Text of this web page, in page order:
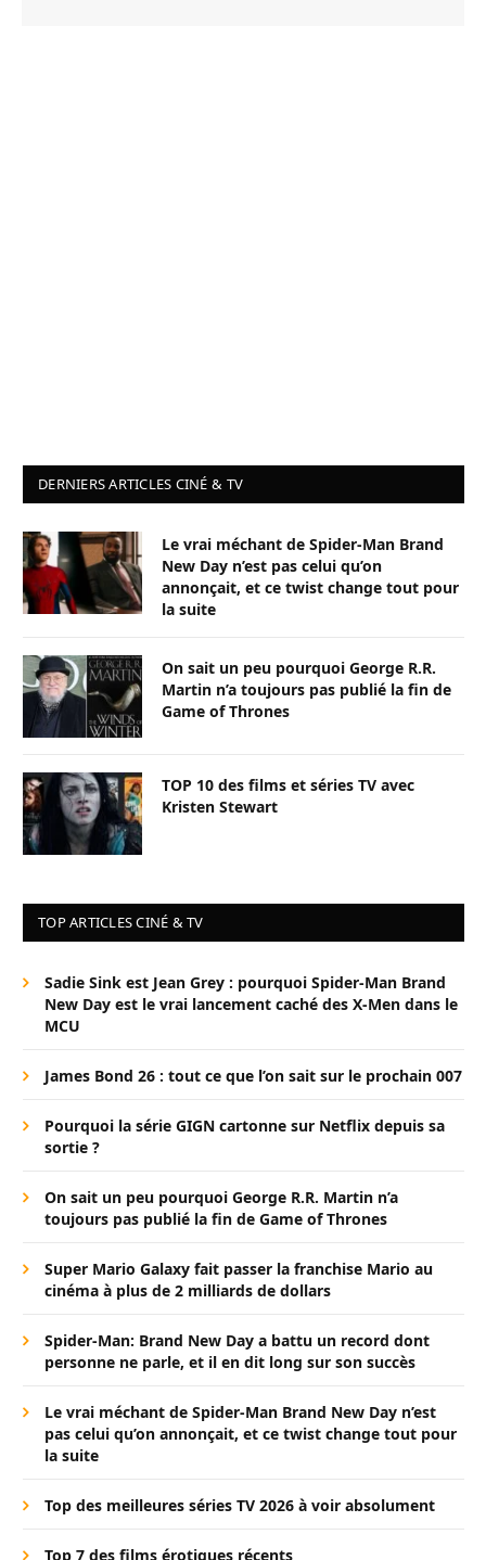
DERNIERS ARTICLES CINÉ & TV
Le vrai méchant de Spider-Man Brand
New Day n’est pas celui qu’on
annonçait, et ce twist change tout pour
la suite
On sait un peu pourquoi George R.R.
Martin n’a toujours pas publié la fin de
Game of Thrones
TOP 10 des films et séries TV avec
Kristen Stewart
TOP ARTICLES CINÉ & TV
Sadie Sink est Jean Grey : pourquoi Spider-Man Brand
New Day est le vrai lancement caché des X-Men dans le
MCU
James Bond 26 : tout ce que l’on sait sur le prochain 007
Pourquoi la série GIGN cartonne sur Netflix depuis sa
sortie ?
On sait un peu pourquoi George R.R. Martin n’a
toujours pas publié la fin de Game of Thrones
Super Mario Galaxy fait passer la franchise Mario au
cinéma à plus de 2 milliards de dollars
Spider-Man: Brand New Day a battu un record dont
personne ne parle, et il en dit long sur son succès
Le vrai méchant de Spider-Man Brand New Day n’est
pas celui qu’on annonçait, et ce twist change tout pour
la suite
Top des meilleures séries TV 2026 à voir absolument
Top 7 des films érotiques récents